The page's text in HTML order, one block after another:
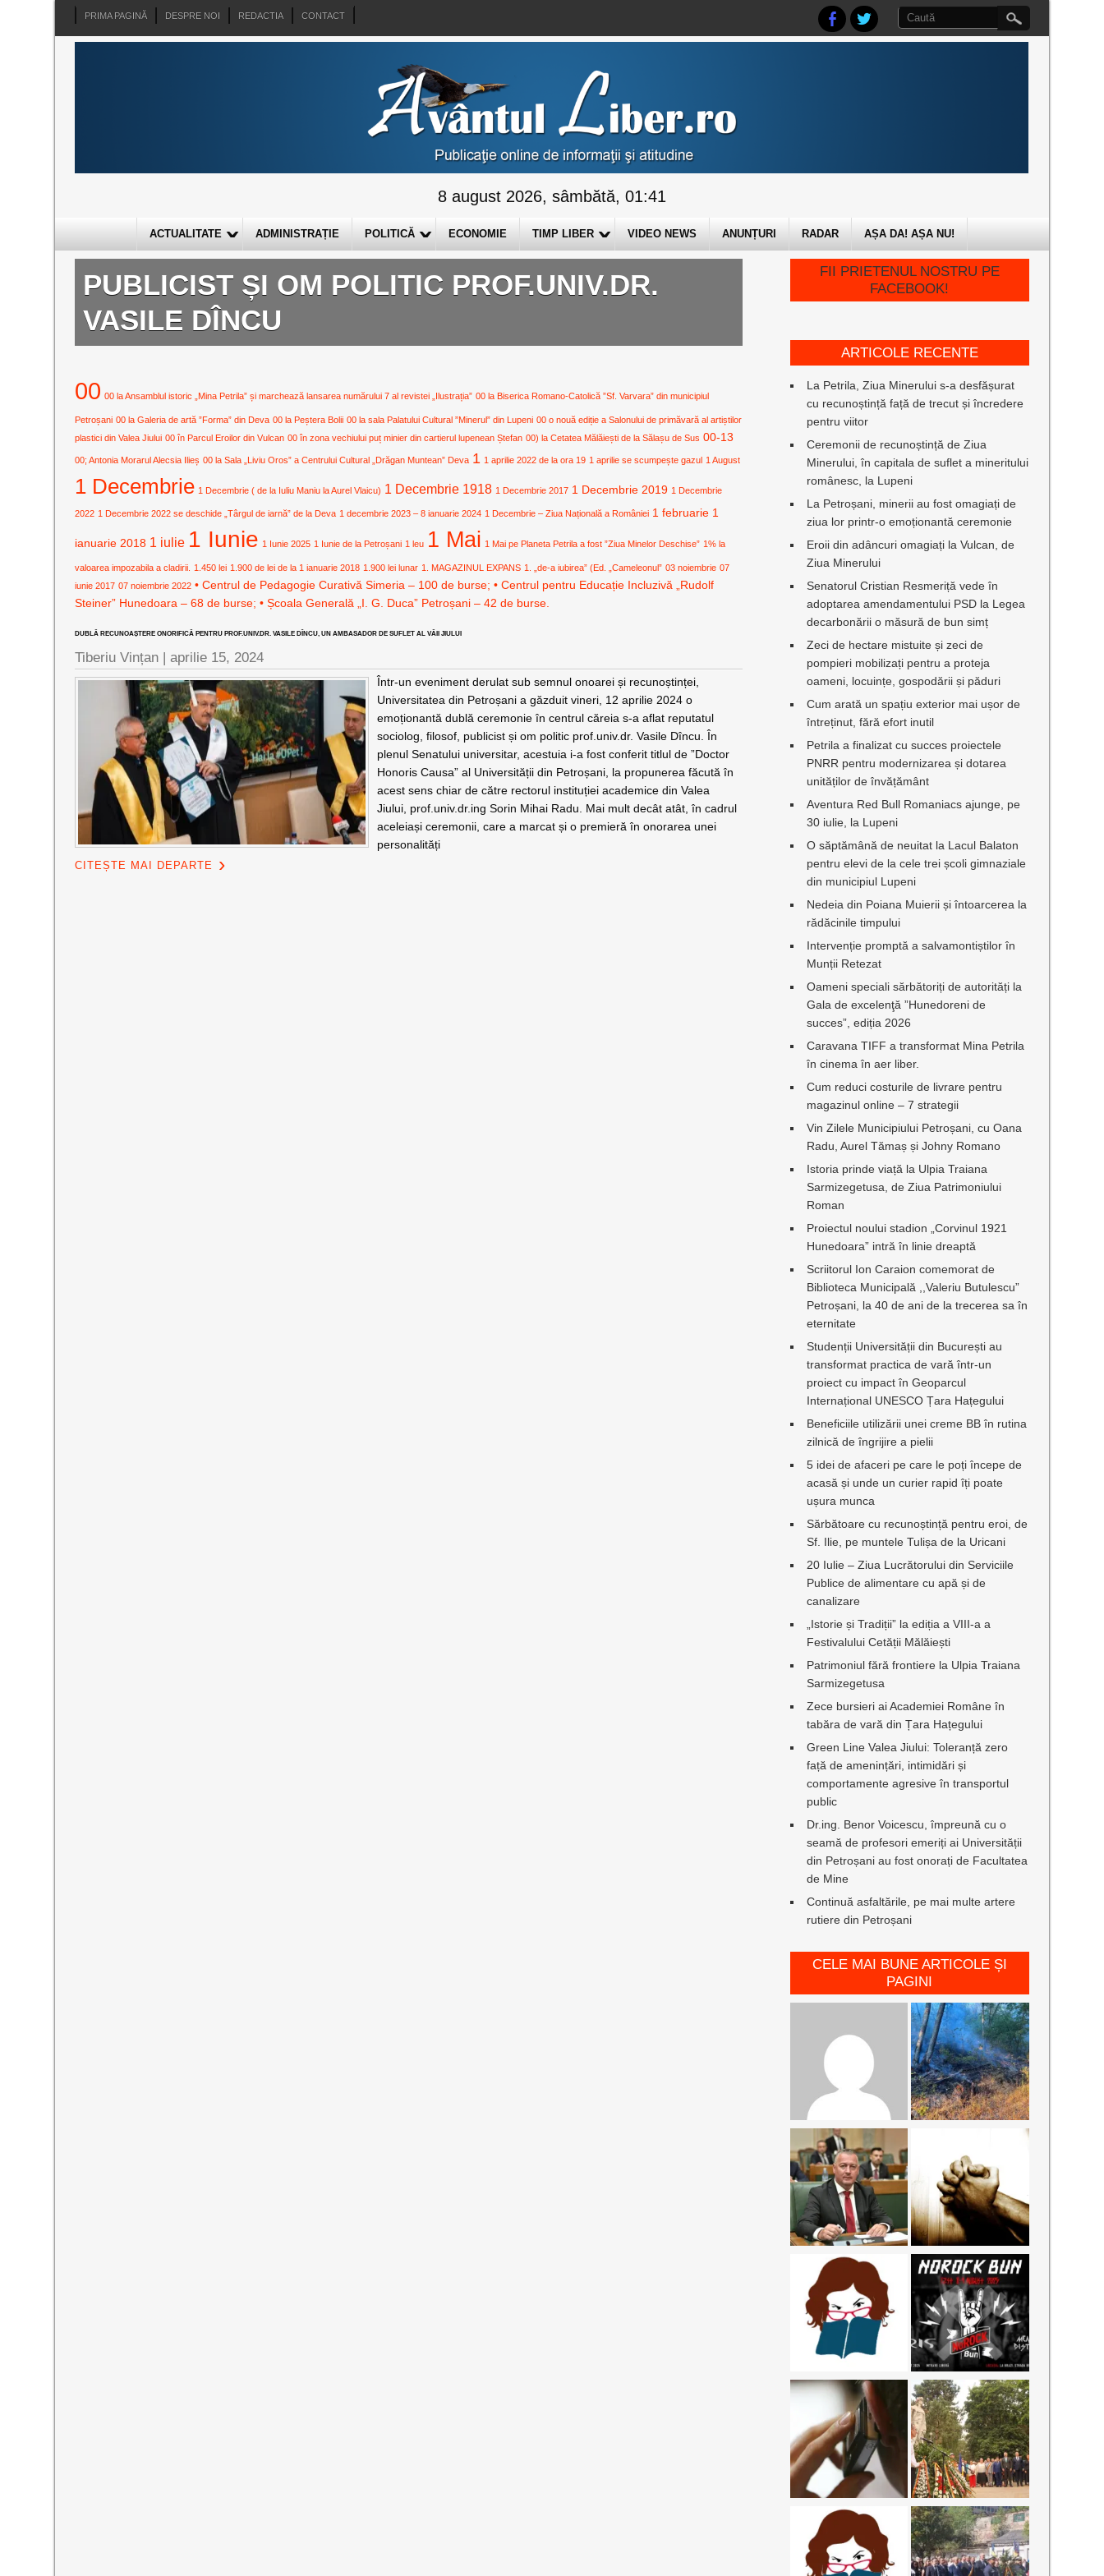
PRIMA PAGINĂ DESPRE NOI REDACTIA CONTACT
8 august 2026, sâmbătă, 01:41
ACTUALITATE ADMINISTRAȚIE POLITICĂ ECONOMIE TIMP LIBER VIDEO NEWS ANUNȚURI RADAR AȘA DA! AȘA NU!
PUBLICIST ȘI OM POLITIC PROF.UNIV.DR.
VASILE DÎNCU
00 00 la Ansamblul istoric „Mina Petrila” și marchează lansarea numărului 7 al revistei „Ilustrația” 00 la Biserica Romano-Catolică ”Sf. Varvara” din municipiul
Petroșani 00 la Galeria de artă ”Forma” din Deva 00 la Peștera Bolii 00 la sala Palatului Cultural ”Minerul” din Lupeni 00 o nouă ediție a Salonului de primăvară al artiștilor
plastici din Valea Jiului 00 în Parcul Eroilor din Vulcan 00 în zona vechiului puț minier din cartierul lupenean Ștefan 00) la Cetatea Mălăiești de la Sălașu de Sus 00-13
00; Antonia Morarul Alecsia Ilieș 00 la Sala „Liviu Oros” a Centrului Cultural „Drăgan Muntean” Deva 1 1 aprilie 2022 de la ora 19 1 aprilie se scumpește gazul 1 August
1 Decembrie 1 Decembrie ( de la Iuliu Maniu la Aurel Vlaicu) 1 Decembrie 1918 1 Decembrie 2017 1 Decembrie 2019 1 Decembrie
2022 1 Decembrie 2022 se deschide „Târgul de iarnă” de la Deva 1 decembrie 2023 – 8 ianuarie 2024 1 Decembrie – Ziua Națională a României 1 februarie 1
ianuarie 2018 1 iulie 1 Iunie 1 Iunie 2025 1 Iunie de la Petroșani 1 leu 1 Mai 1 Mai pe Planeta Petrila a fost ”Ziua Minelor Deschise” 1% la
valoarea impozabila a cladirii. 1.450 lei 1.900 de lei de la 1 ianuarie 2018 1.900 lei lunar 1. MAGAZINUL EXPANS 1. „de-a iubirea” (Ed. „Cameleonul” 03 noiembrie 07
iunie 2017 07 noiembrie 2022 • Centrul de Pedagogie Curativă Simeria – 100 de burse; • Centrul pentru Educație Incluzivă „Rudolf
Steiner” Hunedoara – 68 de burse; • Școala Generală „I. G. Duca” Petroșani – 42 de burse.
DUBLĂ RECUNOAȘTERE ONORIFICĂ PENTRU PROF.UNIV.DR. VASILE DÎNCU, UN AMBASADOR DE SUFLET AL VĂII JIULUI
Tiberiu Vințan |aprilie 15, 2024
Într-un eveniment derulat sub semnul onoarei și recunoștinței,
Universitatea din Petroșani a găzduit vineri, 12 aprilie 2024 o
emoționantă dublă ceremonie în centrul căreia s-a aflat reputatul
sociolog, filosof, publicist și om politic prof.univ.dr. Vasile Dîncu. În
plenul Senatului universitar, acestuia i-a fost conferit titlul de ”Doctor
Honoris Causa” al Universității din Petroșani, la propunerea făcută în
acest sens chiar de către rectorul instituției academice din Valea
Jiului, prof.univ.dr.ing Sorin Mihai Radu. Mai mult decât atât, în cadrul
aceleiași ceremonii, care a marcat și o premieră în onorarea unei
personalități
CITEȘTE MAI DEPARTE
FII PRIETENUL NOSTRU PE
FACEBOOK!
ARTICOLE RECENTE
La Petrila, Ziua Minerului s-a desfășurat
cu recunoștință față de trecut și încredere
pentru viitor
Ceremonii de recunoștință de Ziua
Minerului, în capitala de suflet a mineritului
românesc, la Lupeni
La Petroșani, minerii au fost omagiați de
ziua lor printr-o emoționantă ceremonie
Eroii din adâncuri omagiați la Vulcan, de
Ziua Minerului
Senatorul Cristian Resmeriță vede în
adoptarea amendamentului PSD la Legea
decarbonării o măsură de bun simț
Zeci de hectare mistuite și zeci de
pompieri mobilizați pentru a proteja
oameni, locuințe, gospodării și păduri
Cum arată un spațiu exterior mai ușor de
întreținut, fără efort inutil
Petrila a finalizat cu succes proiectele
PNRR pentru modernizarea și dotarea
unităților de învățământ
Aventura Red Bull Romaniacs ajunge, pe
30 iulie, la Lupeni
O săptămână de neuitat la Lacul Balaton
pentru elevi de la cele trei școli gimnaziale
din municipiul Lupeni
Nedeia din Poiana Muierii și întoarcerea la
rădăcinile timpului
Intervenție promptă a salvamontiștilor în
Munții Retezat
Oameni speciali sărbătoriți de autorități la
Gala de excelenţă ”Hunedoreni de
succes”, ediția 2026
Caravana TIFF a transformat Mina Petrila
în cinema în aer liber.
Cum reduci costurile de livrare pentru
magazinul online – 7 strategii
Vin Zilele Municipiului Petroșani, cu Oana
Radu, Aurel Tămaș și Johny Romano
Istoria prinde viață la Ulpia Traiana
Sarmizegetusa, de Ziua Patrimoniului
Roman
Proiectul noului stadion „Corvinul 1921
Hunedoara” intră în linie dreaptă
Scriitorul Ion Caraion comemorat de
Biblioteca Municipală ,,Valeriu Butulescu”
Petroșani, la 40 de ani de la trecerea sa în
eternitate
Studenții Universității din București au
transformat practica de vară într-un
proiect cu impact în Geoparcul
Internațional UNESCO Țara Hațegului
Beneficiile utilizării unei creme BB în rutina
zilnică de îngrijire a pielii
5 idei de afaceri pe care le poți începe de
acasă și unde un curier rapid îți poate
ușura munca
Sărbătoare cu recunoștință pentru eroi, de
Sf. Ilie, pe muntele Tulișa de la Uricani
20 Iulie – Ziua Lucrătorului din Serviciile
Publice de alimentare cu apă și de
canalizare
„Istorie și Tradiții” la ediția a VIII-a a
Festivalului Cetății Mălăiești
Patrimoniul fără frontiere la Ulpia Traiana
Sarmizegetusa
Zece bursieri ai Academiei Române în
tabăra de vară din Țara Hațegului
Green Line Valea Jiului: Toleranță zero
față de amenințări, intimidări și
comportamente agresive în transportul
public
Dr.ing. Benor Voicescu, împreună cu o
seamă de profesori emeriți ai Universității
din Petroșani au fost onorați de Facultatea
de Mine
Continuă asfaltările, pe mai multe artere
rutiere din Petroșani
CELE MAI BUNE ARTICOLE ȘI
PAGINI